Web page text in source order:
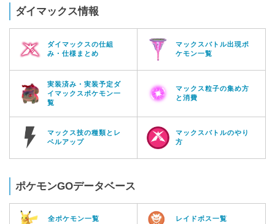
ダイマックス情報
ダイマックスの仕組
み・仕様まとめ
マックスバトル出現ポ
ケモン一覧
実装済み・実装予定ダ
イマックスポケモン一
覧
マックス粒子の集め方
と消費
マックス技の種類とレ
ベルアップ
マックスバトルのやり
方
ポケモンGOデータベース
全ポケモン一覧 レイドボス一覧